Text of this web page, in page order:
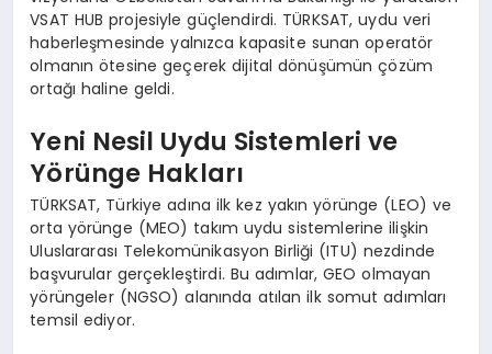
VSAT HUB projesiyle güçlendirdi. TÜRKSAT, uydu veri
haberleşmesinde yalnızca kapasite sunan operatör
olmanın ötesine geçerek dijital dönüşümün çözüm
ortağı haline geldi.
Yeni Nesil Uydu Sistemleri ve
Yörünge Hakları
TÜRKSAT, Türkiye adına ilk kez yakın yörünge (LEO) ve
orta yörünge (MEO) takım uydu sistemlerine ilişkin
Uluslararası Telekomünikasyon Birliği (ITU) nezdinde
başvurular gerçekleştirdi. Bu adımlar, GEO olmayan
yörüngeler (NGSO) alanında atılan ilk somut adımları
temsil ediyor.